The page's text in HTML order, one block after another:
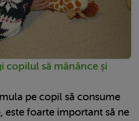
copilul să mănânce și
pe copil să consume
este foarte important să ne